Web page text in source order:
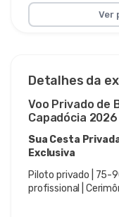
Ver
Detalhes da
Voo Privado de
Capadócia 2026
Sua Cesta
Exclusiva
Piloto privado | 75-
profissional |